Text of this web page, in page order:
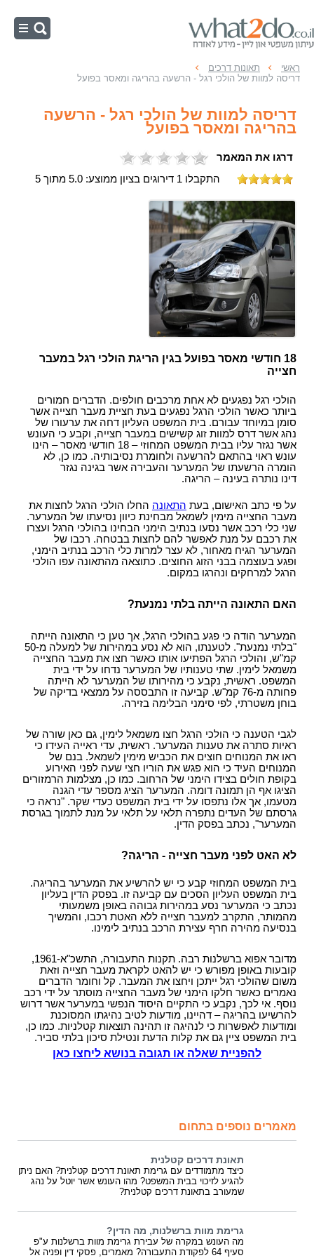
ראשי
מהירות מופרזת
ראשי
תאונות דרכים
דריסה למוות של הולכי רגל - הרשעה בהריגה ומאסר בפועל
דריסה למוות של הולכי רגל - הרשעה
בהריגה ומאסר בפועל
דרגו את המאמר
התקבלו 1 דירוגים בציון ממוצע: 5.0 מתוך 5
18 חודשי מאסר בפועל בגין הריגת הולכי רגל במעבר
חצייה
הולכי רגל נפגעים לא אחת מרכבים חולפים. הדברים חמורים
ביותר כאשר הולכי הרגל נפגעים בעת חציית מעבר חצייה אשר
סומן במיוחד עבורם. בית המשפט העליון דחה את ערעורו של
נהג אשר דרס למוות זוג קשישים במעבר חצייה, וקבע כי העונש
אשר נגזר עליו בבית המשפט המחוזי – 18 חודשי מאסר – הינו
עונש ראוי בהתאם להרשעה ולחומרת נסיבותיה. כמו כן, לא
הומרה הרשעתו של המערער והעבירה אשר בגינה נגזר
דינו נותרה בעינה – הריגה.
על פי כתב האישום, בעת התאונה החלו הולכי הרגל לחצות את
מעבר החצייה מימין לשמאל מבחינת כיוון נסיעתו של המערער.
שני כלי רכב אשר נסעו בנתיב הימני הבחינו בהולכי הרגל ועצרו
את רכבם על מנת לאפשר להם לחצות בבטחה. רכבו של
המערער הגיח מאחור, לא עצר למרות כלי הרכב בנתיב הימני,
ופגע בעוצמה בבני הזוג החוצים. כתוצאה מהתאונה עפו הולכי
הרגל למרחקים ונהרגו במקום.
האם התאונה הייתה בלתי נמנעת?
המערער הודה כי פגע בהולכי הרגל, אך טען כי התאונה הייתה
"בלתי נמנעת". לטענתו, הוא לא נסע במהירות של למעלה מ-50
קמ"ש, והולכי הרגל הפתיעו אותו כאשר חצו את מעבר החצייה
משמאל לימין. שתי טענותיו של המערער נדחו על ידי בית
המשפט. ראשית, נקבע כי מהירותו של המערער לא הייתה
פחותה מ-76 קמ"ש. קביעה זו התבססה על ממצאי
בדיקה של
בוחן משטרתי, לפי סימני הבלימה בזירה.
לגבי הטענה כי הולכי הרגל חצו משמאל לימין, גם כאן שורה של
ראיות סתרה את טענות המערער. ראשית, עדי ראייה העידו כי
ראו את המנוחים חוצים את הכביש מימין לשמאל. בנם של
המנוחים העיד כי הוא פגש את הוריו חצי שעה לפני האירוע
בקופת חולים בצידו הימני של הרחוב. כמו כן, מצלמות הרמזורים
הציגו אף הן תמונה דומה. המערער הציג מספר עדי הגנה
מטעמו, אך אלו נתפסו על ידי בית המשפט כעדי שקר. "נראה כי
גרסתם של העדים נתפרה תלאי על תלאי על מנת לתמוך בגרסת
המערער", נכתב בפסק הדין.
לא האט לפני מעבר חצייה - הריגה?
בית המשפט המחוזי קבע כי יש להרשיע את המערער בהריגה.
בית המשפט העליון הסכים עם קביעה זו. בפסק הדין בעליון
נכתב כי המערער נסע במהירות גבוהה באופן משמעותי
מהמותר, התקרב למעבר חצייה ללא האטת רכבו, והמשיך
בנסיעה מהירה חרף עצירת הרכב בנתיב לימינו.
מדובר אפוא ברשלנות רבה. תקנות התעבורה, התשכ"א-1961,
קובעות באופן מפורש כי יש להאט לקראת מעבר חצייה וזאת
משום שהולכי רגל ייתכן ויחצו את המעבר. קל וחומר הדברים
נאמרים כאשר חלקו הימני של מעבר החצייה מוסתר על ידי רכב
נוסף. אי לכך, נקבע כי התקיים היסוד הנפשי במערער אשר דרוש
להרשיעו בהריגה – דהיינו, מודעות לטיב נהיגתו המסוכנת
ומודעות לאפשרות כי לנהיגה זו תהינה תוצאות קטלניות. כמו כן,
בית המשפט ציין גם את קלות הדעת ונטילת סיכון בלתי סביר.
להפניית שאלה או תגובה בנושא ליחצו כאן
מאמרים נוספים בתחום
תאונת דרכים קטלנית
כיצד מתמודדים עם גרימת תאונת דרכים קטלנית? האם ניתן
להגיע לזיכוי בבית המשפט? מהו העונש אשר יוטל על נהג
שמעורב בתאונת דרכים קטלנית?
גרימת מוות ברשלנות, מה הדין?
מה העונש במקרה של עבירת גרימת מוות ברשלנות ע"פ
סעיף 64 לפקודת התעבורה? מאמרים, פסקי דין ופניה אל